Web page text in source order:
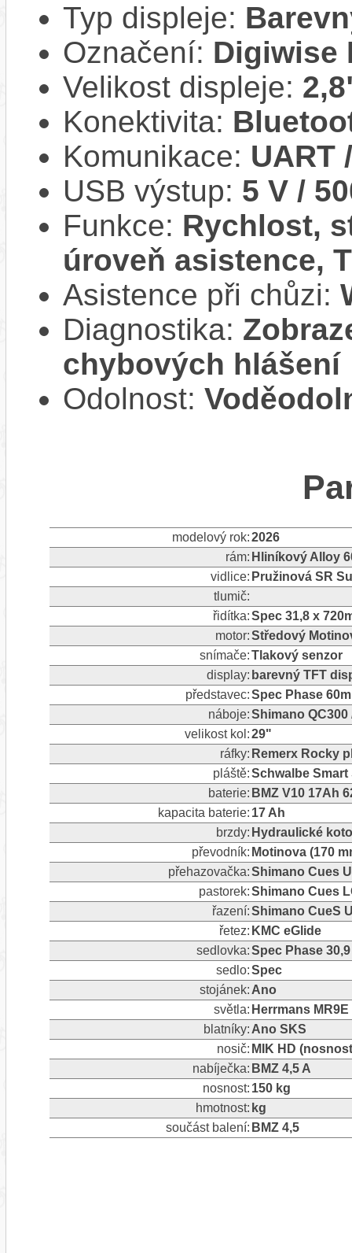
Typ displeje:
Označení: Digiwise
Velikost displeje:
Konektivita:
Komunikace: UART
USB výstup: 5 V /
Funkce: Rychlost,
úroveň asistence,
Asistence při chůzi:
Diagnostika:
chybových hlášení
Odolnost:
modelový rok:2026
rám: Hliníkový Alloy
vidlice: Pružinová SR
tlumič:
řidítka:Spec 31,8 x
motor:Středový
snímače:Tlakový senzor
display: barevný TFT
představec:Spec Phase
náboje:Shimano QC300
velikost kol:29"
ráfky: Remerx Rocky
pláště:Schwalbe Smart
baterie: BMZ V10 17Ah
kapacita baterie: 17 Ah
brzdy: Hydraulické
převodník: Motinova (170
přehazovačka:Shimano Cues
pastorek:Shimano Cues
řazení:Shimano CueS
řetez: KMC eGlide
sedlovka:Spec Phase
sedlo:Spec
stojánek: Ano
světla: Herrmans
blatníky: Ano SKS
nosič: MIK HD
nabíječka: BMZ 4,5 A
nosnost: 150 kg
hmotnost: kg
součást balení: BMZ 4,5